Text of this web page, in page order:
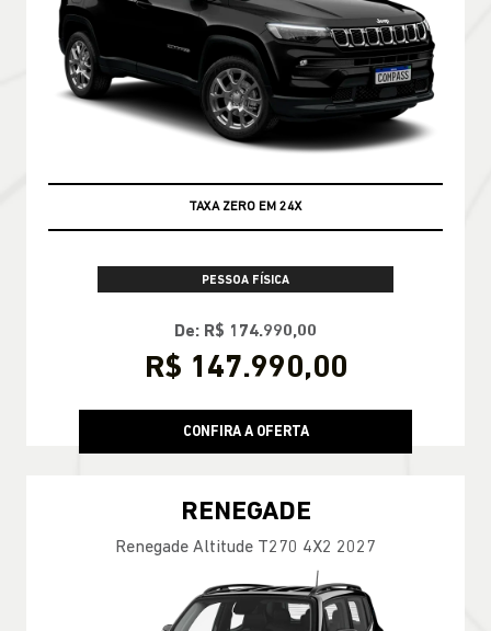
TAXA ZERO EM 24X
PESSOA FÍSICA
De: R$ 174.990,00
R$ 147.990,00
CONFIRA A OFERTA
RENEGADE
Renegade Altitude T270 4X2 2027